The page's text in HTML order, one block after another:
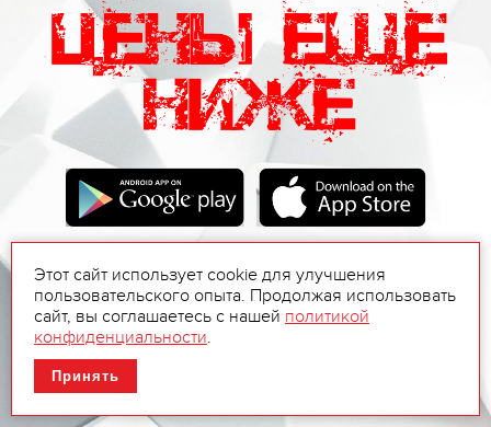
Этот сайт использует cookie для улучшения
пользовательского опыта. Продолжая использовать
сайт, вы соглашаетесь с нашей политикой
конфиденциальности.
Принять